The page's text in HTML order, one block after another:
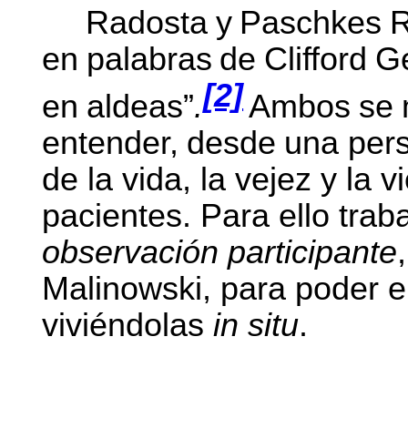
Radosta y Paschkes
en palabras de Clifford
en aldeas”.[2]Ambos se
entender, desde una
de la vida, la vejez y la
pacientes. Para ello
observación participante
Malinowski, para poder
viviéndolas in situ.